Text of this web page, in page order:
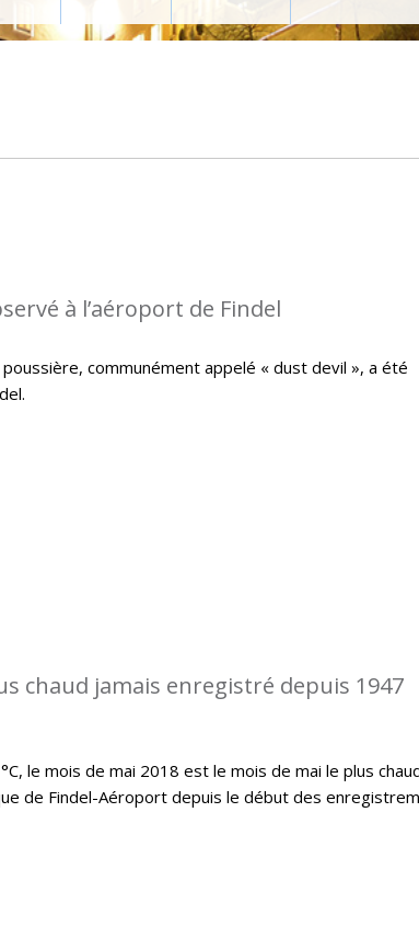
à l’aéroport de Findel
communément appelé « dust devil », a été
chaud jamais enregistré depuis 1947
le mois de mai 2018 est le mois de mai le plus
de Findel-Aéroport depuis le début des